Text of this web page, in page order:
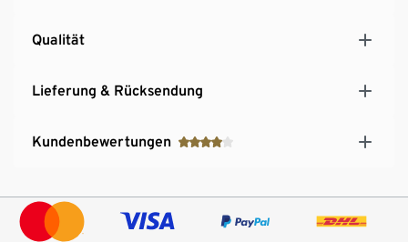
Qualität
Lieferung & Rücksendung
Kundenbewertungen